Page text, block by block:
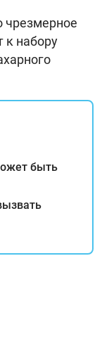
чрезмерное
к набору
быть